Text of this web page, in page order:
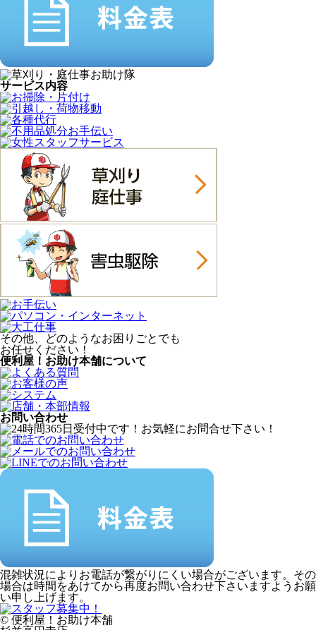
サービス内容
その他、どのようなお困りごとでも
お任せください！
便利屋！お助け本舗について
お問い合わせ
混雑状況によりお電話が繋がりにくい場合がございます。その
場合は時間をあけてから再度お問い合わせ下さいますようお願
い申し上げます。
© 便利屋！お助け本舗